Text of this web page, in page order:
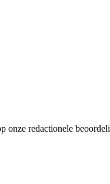
onze redactionele